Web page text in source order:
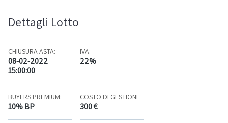
Dettagli Lotto
CHIUSURA ASTA:
08-02-2022
15:00:00
IVA:
22%
BUYERS PREMIUM:
10% BP
COSTO DI GESTIONE
300 €